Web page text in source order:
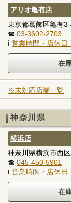
アリオ亀有店
東京都葛飾区亀有
☎ 03-3602-2703
ℹ 営業時間・店休日
※未対応店舗一覧
神奈川県
横浜店
神奈川県横浜市西
☎ 045-450-5901
ℹ 営業時間・店休日